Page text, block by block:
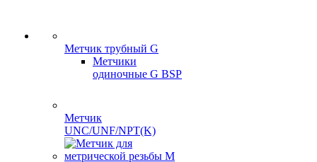
Метчик трубный G
Метчики
одиночные G BSP
Метчик
UNC/UNF/NPT(K)